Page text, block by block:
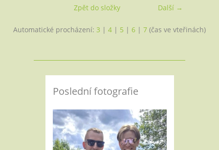
Další →
Zpět do složky
Automatické procházení: 3 | 4 | 5 | 6 | 7 (čas ve vteřinách)
Poslední fotografie